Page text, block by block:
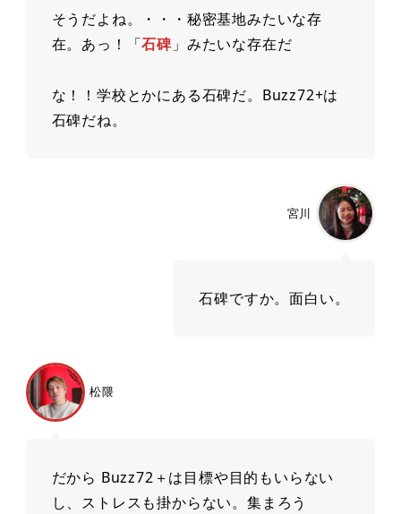
そうだよね。・・・秘密基地みたいな存
在。あっ！「⽯碑 」みたいな存在だ
な！！学校とかにある⽯碑だ。Buzz72+は
⽯碑だね。
宮川
⽯碑ですか。⾯⽩い。
松隈
だから Buzz72＋は⽬標や⽬的もいらない
し、ストレスも掛からない。集まろう